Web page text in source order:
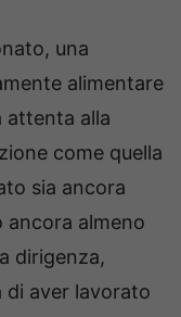
una
alimentare
attenta alla
come quella
sia ancora
almeno
dirigenza,
di aver lavorato